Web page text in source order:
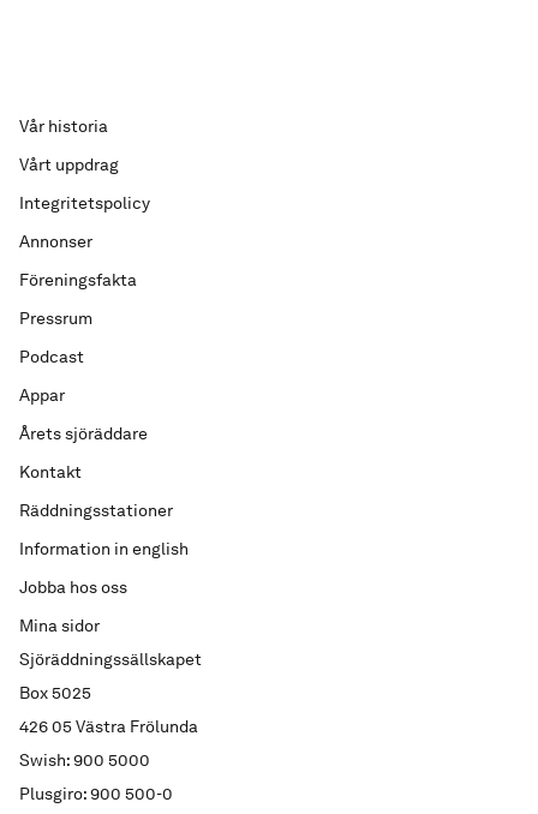
Sjöräddningssällskapet
Box 5025
426 05 Västra Frölunda
Swish: 900 5000
Plusgiro: 900 500-0
Vår historia
Vårt uppdrag
Integritetspolicy
Annonser
Föreningsfakta
Pressrum
Podcast
Appar
Årets sjöräddare
Kontakt
Räddningsstationer
Information in english
Jobba hos oss
Mina sidor